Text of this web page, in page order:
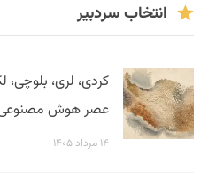
انتخاب سردبیر
کردی، لری، بلوچی،
عصر هوش مصنوعی
۱۴ مرداد ۱۴۰۵